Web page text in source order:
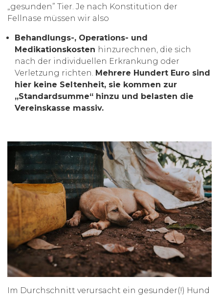
„gesunden” Tier. Je nach Konstitution der
Fellnase müssen wir also
Behandlungs-, Operations- und
Medikationskosten hinzurechnen, die sich
nach der individuellen Erkrankung oder
Verletzung richten. Mehrere Hundert Euro sind
hier keine Seltenheit, sie kommen zur
„Standardsumme“ hinzu und belasten die
Vereinskasse massiv.
Im Durchschnitt verursacht ein gesunder(!) Hund